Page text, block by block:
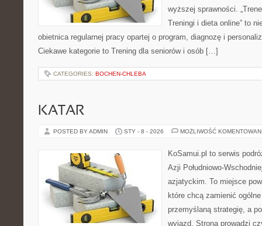
wyższej sprawności.
Treningi i dieta online” to
obietnica regularnej pracy opartej o program, diagnozę i
Ciekawe kategorie to Trening dla seniorów i osób […]
CATEGORIES: BOCHEN-CHLEBA
KATAR
POSTED BY ADMIN STY - 8 - 2026 MOŻLIWOŚĆ
KoSamui.pl to serwis
Azji Południowo-
azjatyckim. To miejsce
które chcą zamienić
przemyślaną strategię, a
wyjazd. Strona prowadzi